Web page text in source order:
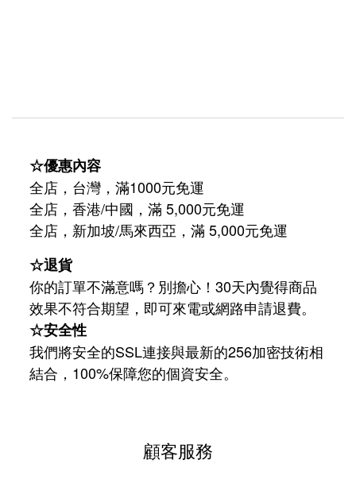
☆優惠內容
全店，台灣，滿1000元免運
全店，香港/中國，滿 5,000元免運
全店，新加坡/馬來西亞，滿 5,000元免運
☆退貨
你的訂單不滿意嗎？別擔心！30天內覺得商品
效果不符合期望，即可來電或網路申請退費。
☆安全性
我們將安全的SSL連接與最新的256加密技術相
結合，100%保障您的個資安全。
顧客服務